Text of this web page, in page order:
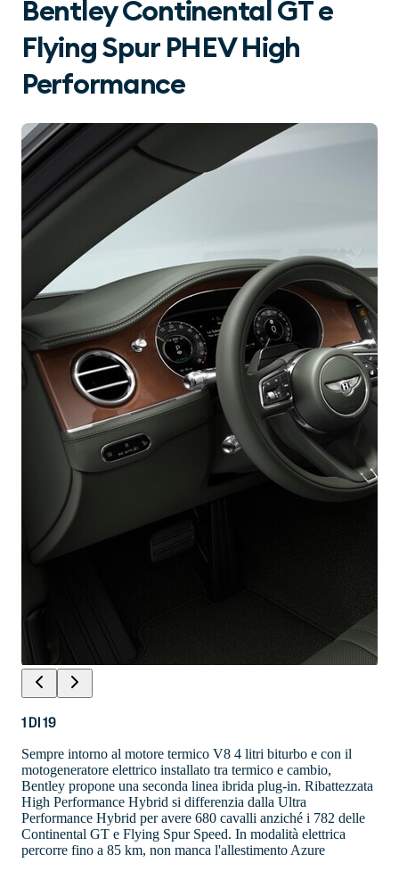
Bentley Continental GT e
Flying Spur PHEV High
Performance
1DI19
Sempre intorno al motore termico V8 4 litri biturbo e con il
motogeneratore elettrico installato tra termico e cambio,
Bentley propone una seconda linea ibrida plug-in. Ribattezzata
High Performance Hybrid si differenzia dalla Ultra
Performance Hybrid per avere 680 cavalli anziché i 782 delle
Continental GT e Flying Spur Speed. In modalità elettrica
percorre fino a 85 km, non manca l'allestimento Azure